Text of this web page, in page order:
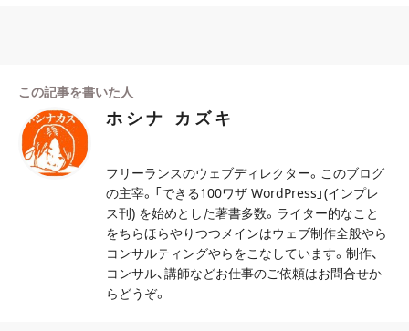
この記事を書いた人
ホシナ カズキ
フリーランスのウェブディレクター。このブログ
の主宰。「できる100ワザ WordPress」(インプレ
ス刊) を始めとした著書多数。ライター的なこと
をちらほらやりつつメインはウェブ制作全般やら
コンサルティングやらをこなしています。制作、
コンサル、講師などお仕事のご依頼はお問合せか
らどうぞ。